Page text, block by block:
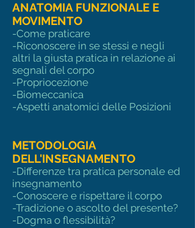
ANATOMIA FUNZIONALE E
MOVIMENTO
-Come praticare
-Riconoscere in se stessi e negli
altri la giusta pratica in relazione ai
segnali del corpo
​-Propriocezione
​-Biomeccanica
-Aspetti anatomici delle Posizioni
METODOLOGIA
DELL'INSEGNAMENTO
-Differenze tra pratica personale ed
insegnamento
-Conoscere e rispettare il corpo
-Tradizione o ascolto del presente?
-Dogma o flessibilità?